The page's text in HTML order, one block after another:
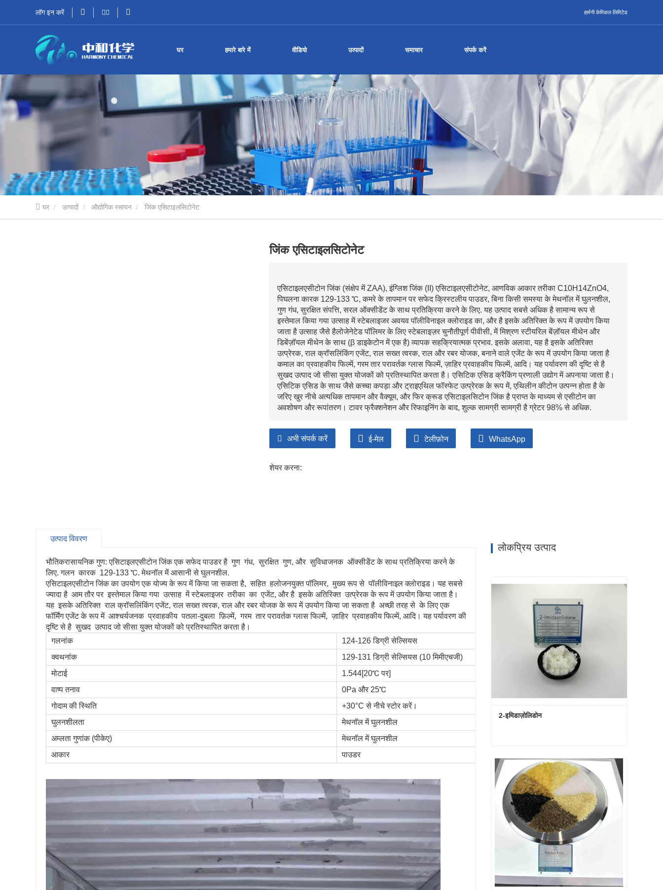
लॉग इन करें हार्मनी केमिकल लिमिटेड
घर हमारे बारे में वीडियो उत्पादों समाचार संपर्क करें
घर उत्पादों औद्योगिक रसायन जिंक एसिटाइलसिटोनेट
जिंक एसिटाइलसिटोनेट
एसिटाइलएसीटोन जिंक (संक्षेप में ZAA), इंग्लिश जिंक (II) एसिटाइलएसीटोनेट, आणविक आकार तरीका C10H14ZnO4,
पिघलना कारक 129-133 ℃, कमरे के तापमान पर सफेद क्रिस्टलीय पाउडर, बिना किसी समस्या के मेथनॉल में घुलनशील,
गुण गंध, सुरक्षित संपत्ति, सरल ऑक्सीडेंट के साथ प्रतिक्रिया करने के लिए. यह उत्पाद सबसे अधिक है सामान्य रूप से
इस्तेमाल किया गया उत्साह में स्टेबलाइजर अवयव पॉलीविनाइल क्लोराइड का, और है इसके अतिरिक्त के रूप में उपयोग किया
जाता है उत्साह जैसे हैलोजेनेटेड पॉलिमर के लिए स्टेबलाइज़र चुनौतीपूर्ण पीवीसी, में मिश्रण स्टीयरिल बेंज़ॉयल मीथेन और
डिबेंज़ॉयल मीथेन के साथ (β डाइकेटोन में एक है) व्यापक सहक्रियात्मक प्रभाव. इसके अलावा, यह है इसके अतिरिक्त
उत्प्रेरक, राल क्रॉसलिंकिंग एजेंट, राल सख्त त्वरक, राल और रबर योजक, बनाने वाले एजेंट के रूप में उपयोग किया जाता है
कमाल का प्रवाहकीय फिल्में, गरम तार परावर्तक ग्लास फिल्में, ज़ाहिर प्रवाहकीय फिल्में, आदि। यह पर्यावरण की दृष्टि से है
सुखद उत्पाद जो सीसा युक्त योजकों को प्रतिस्थापित करता है। एसिटिक एसिड क्रैकिंग प्रणाली उद्योग में अपनाया जाता है।
एसिटिक एसिड के साथ जैसे कच्चा कपड़ा और ट्राइएथिल फॉस्फेट उत्प्रेरक के रूप में, एथिलीन कीटोन उत्पन्न होता है के
जरिए खुर नीचे अत्यधिक तापमान और वैक्यूम, और फिर क्रूड एसिटाइलसिटोन जिंक है प्राप्त के माध्यम से एसीटोन का
अवशोषण और रूपांतरण। टावर फ्रैक्शनेशन और रिफाइनिंग के बाद, शुल्क सामग्री सामग्री है ग्रेटर 98% से अधिक.
अभी संपर्क करें ई-मेल टेलीफ़ोन WhatsApp
शेयर करना:
उत्पाद विवरण
भौतिकरासायनिक गुण: एसिटाइलएसीटोन जिंक एक सफेद पाउडर है गुण गंध, सुरक्षित गुण, और सुविधाजनक ऑक्सीडेंट के साथ प्रतिक्रिया करने के
लिए. गलन कारक 129-133 ℃. मेथनॉल में आसानी से घुलनशील.
एसिटाइलएसीटोन जिंक का उपयोग एक योज्य के रूप में किया जा सकता है, सहित हलोजनयुक्त पॉलिमर, मुख्य रूप से पॉलीविनाइल क्लोराइड। यह सबसे
ज्यादा है आम तौर पर इस्तेमाल किया गया उत्साह में स्टेबलाइजर तरीका का एजेंट, और है इसके अतिरिक्त उत्प्रेरक के रूप में उपयोग किया जाता है।
यह इसके अतिरिक्त राल क्रॉसलिंकिंग एजेंट, राल सख्त त्वरक, राल और रबर योजक के रूप में उपयोग किया जा सकता है अच्छी तरह से के लिए एक
फॉर्मिंग एजेंट के रूप में आश्चर्यजनक प्रवाहकीय पतला-दुबला फ़िल्में, गरम तार परावर्तक ग्लास फिल्में, ज़ाहिर प्रवाहकीय फिल्में, आदि। यह पर्यावरण की
दृष्टि से है सुखद उत्पाद जो सीसा युक्त योजकों को प्रतिस्थापित करता है।
गलनांक
124-126 डिग्री सेल्सियस
क्वथनांक
129-131 डिग्री सेल्सियस (10 मिमीएचजी)
मोटाई
1.544[20℃ पर]
वाष्प तनाव
0Pa और 25℃
गोदाम की स्थिति
+30°C से नीचे स्टोर करें।
घुलनशीलता
मेथनॉल में घुलनशील
अम्लता गुणांक (पीकेए)
मेथनॉल में घुलनशील
आकार
पाउडर
लोकप्रिय उत्पाद
2-इमिडाज़ोलिडोन
2-इमिडाज़ोलिडोन
अभी संपर्क करें